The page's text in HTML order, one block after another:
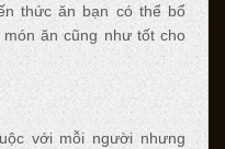
thức ăn bạn có thể bổ
ăn cũng như tốt cho
với mỗi người nhưng